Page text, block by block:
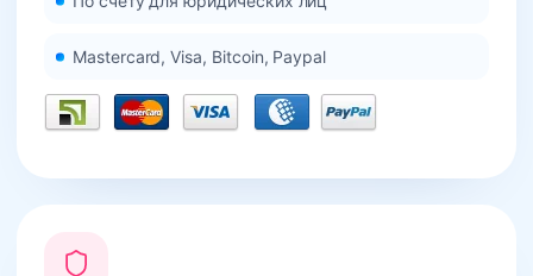
Mastercard, Visa, Bitcoin, Paypal